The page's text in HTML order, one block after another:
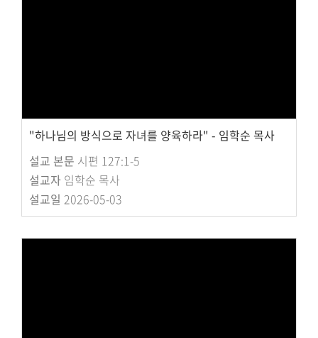
"하나님의 방식으로 자녀를 양육하라" - 임학순 목사
설교 본문 시편 127:1-5
설교자 임학순 목사
설교일 2026-05-03